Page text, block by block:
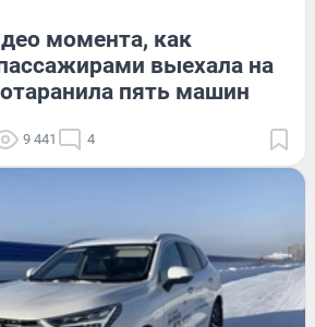
момента, как
выехала на
пять машин
9 441 4